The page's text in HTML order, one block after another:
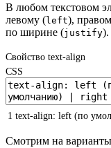
В любом текстовом
левому (left),
по ширине (justify).
Свойство text-align
CSS
1 text-align: left (по
Смотрим на